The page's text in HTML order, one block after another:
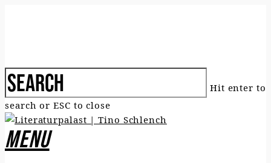
Hit enter to
search or ESC to close
Menu